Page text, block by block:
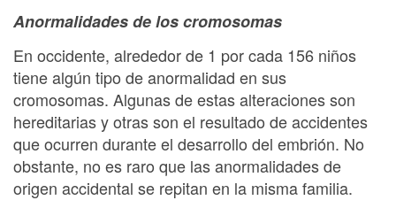
Anormalidades de los cromosomas
En occidente, alrededor de 1 por cada 156 niños
tiene algún tipo de anormalidad en sus
cromosomas. Algunas de estas alteraciones son
hereditarias y otras son el resultado de accidentes
que ocurren durante el desarrollo del embrión. No
obstante, no es raro que las anormalidades de
origen accidental se repitan en la misma familia.